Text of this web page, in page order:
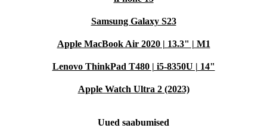
Samsung Galaxy S23
Apple MacBook Air 2020 | 13.3" | M1
Lenovo ThinkPad T480 | i5-8350U | 14"
Apple Watch Ultra 2 (2023)
Uued saabumised